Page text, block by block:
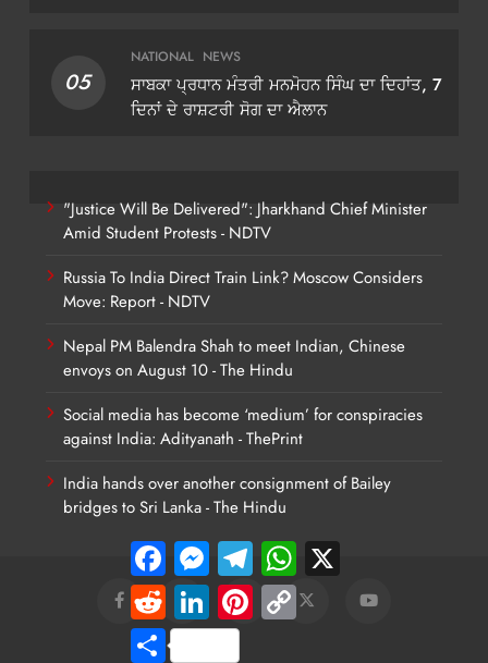
05
NATIONAL NEWS
ਸਾਬਕਾ ਪ੍ਰਧਾਨ ਮੰਤਰੀ ਮਨਮੋਹਨ ਸਿੰਘ ਦਾ ਦਿਹਾਂਤ, 7
ਦਿਨਾਂ ਦੇ ਰਾਸ਼ਟਰੀ ਸੋਗ ਦਾ ਐਲਾਨ
"Justice Will Be Delivered": Jharkhand Chief Minister
Amid Student Protests - NDTV
Russia To India Direct Train Link? Moscow Considers
Move: Report - NDTV
Nepal PM Balendra Shah to meet Indian, Chinese
envoys on August 10 - The Hindu
Social media has become ‘medium’ for conspiracies
against India: Adityanath - ThePrint
India hands over another consignment of Bailey
bridges to Sri Lanka - The Hindu
FacebookMessengerTelegramWhatsApp
Reddit LinkedInPinterestCopy
Link
Share